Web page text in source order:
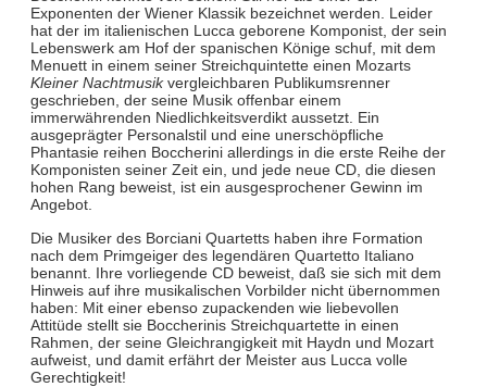
Exponenten der Wiener Klassik bezeichnet werden. Leider
hat der im italienischen Lucca geborene Komponist, der sein
Lebenswerk am Hof der spanischen Könige schuf, mit dem
Menuett in einem seiner Streichquintette einen Mozarts
Kleiner Nachtmusikvergleichbaren Publikumsrenner
geschrieben, der seine Musik offenbar einem
immerwährenden Niedlichkeitsverdikt aussetzt. Ein
ausgeprägter Personalstil und eine unerschöpfliche
Phantasie reihen Boccherini allerdings in die erste Reihe der
Komponisten seiner Zeit ein, und jede neue CD, die diesen
hohen Rang beweist, ist ein ausgesprochener Gewinn im
Angebot.
Die Musiker des Borciani Quartetts haben ihre Formation
nach dem Primgeiger des legendären Quartetto Italiano
benannt. Ihre vorliegende CD beweist, daß sie sich mit dem
Hinweis auf ihre musikalischen Vorbilder nicht übernommen
haben: Mit einer ebenso zupackenden wie liebevollen
Attitüde stellt sie Boccherinis Streichquartette in einen
Rahmen, der seine Gleichrangigkeit mit Haydn und Mozart
aufweist, und damit erfährt der Meister aus Lucca volle
Gerechtigkeit!